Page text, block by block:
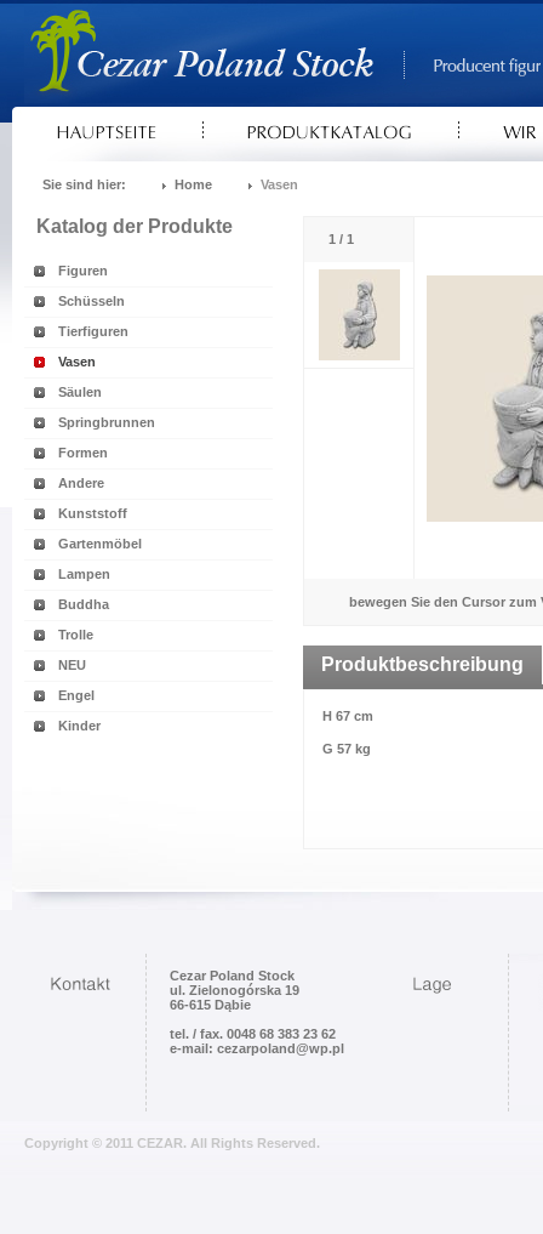
Sie sind hier: Home Vasen
Katalog der Produkte
Figuren
Schüsseln
Tierfiguren
Vasen
Säulen
Springbrunnen
Formen
Andere
Kunststoff
Gartenmöbel
Lampen
Buddha
Trolle
NEU
Engel
Kinder
1 / 1
bewegen Sie den Cursor zum
Produktbeschreibung
H 67 cm
G 57 kg
Cezar Poland Stock
ul. Zielonogórska 19
66-615 Dąbie
tel. / fax. 0048 68 383 23 62
e-mail: cezarpoland@wp.pl
Copyright © 2011 CEZAR. All Rights Reserved.